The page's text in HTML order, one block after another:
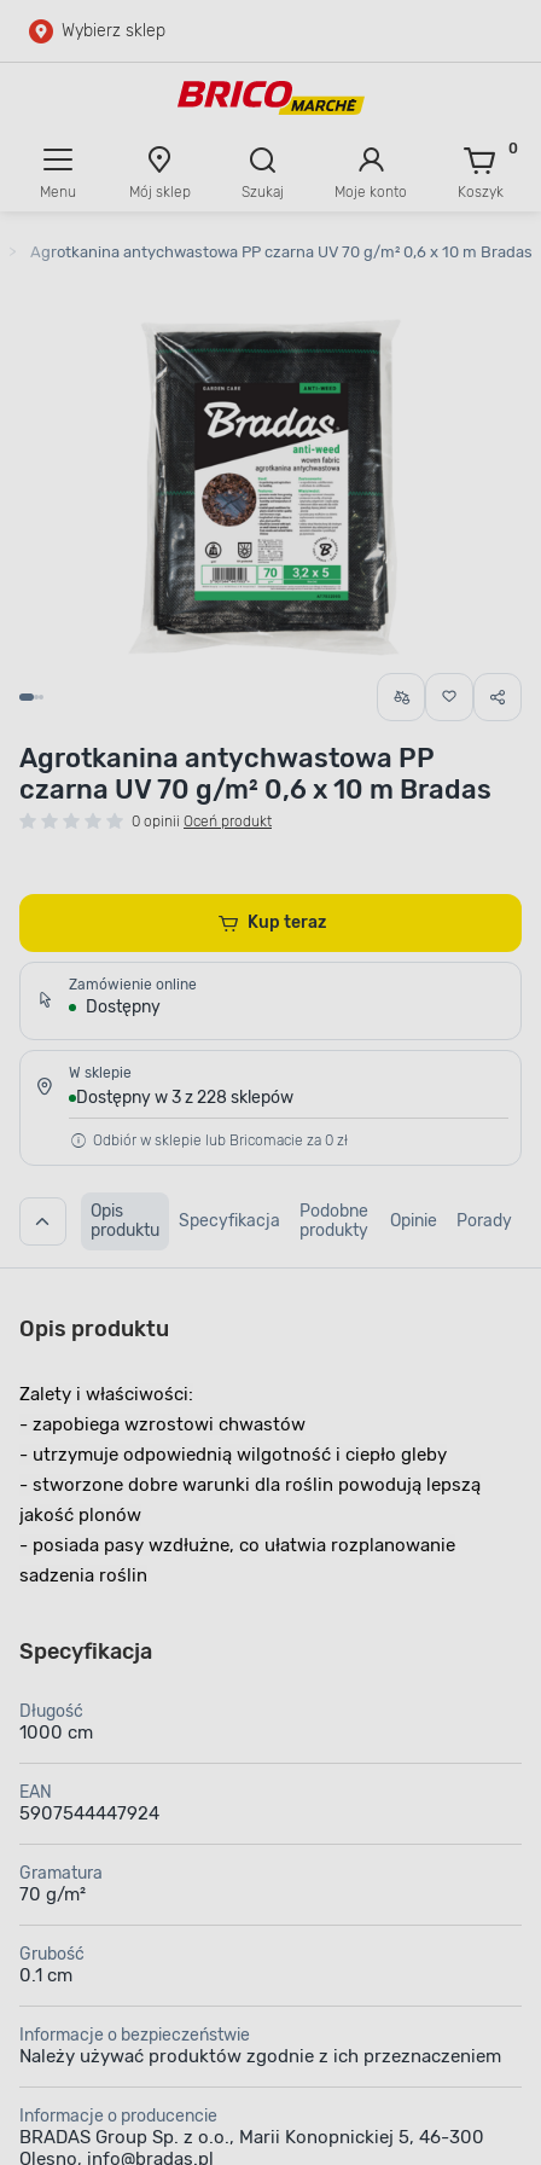
Przejdź do głównej zawartości
Wybierz sklep
Menu Mój sklep Szukaj Moje konto Koszyk
0
> Agrotkanina antychwastowa PP czarna UV 70 g/m² 0,6 x 10 m Bradas
Agrotkanina antychwastowa PP
czarna UV 70 g/m² 0,6 x 10 m Bradas
0 opinii Oceń produkt
Kup teraz
Zamówienie online
Dostępny
W sklepie
Dostępny w 3 z 228 sklepów
Odbiór w sklepie lub Bricomacie za 0 zł
Opis
produktu
Specyfikacja
Podobne
produkty
Opinie Porady
Opis produktu
Zalety i właściwości:
- zapobiega wzrostowi chwastów
- utrzymuje odpowiednią wilgotność i ciepło gleby
- stworzone dobre warunki dla roślin powodują lepszą
jakość plonów
- posiada pasy wzdłużne, co ułatwia rozplanowanie
sadzenia roślin
Specyfikacja
Długość
1000 cm
EAN
5907544447924
Gramatura
70 g/m²
Grubość
0.1 cm
Informacje o bezpieczeństwie
Należy używać produktów zgodnie z ich przeznaczeniem
Informacje o producencie
BRADAS Group Sp. z o.o., Marii Konopnickiej 5, 46-300
Olesno, info@bradas.pl